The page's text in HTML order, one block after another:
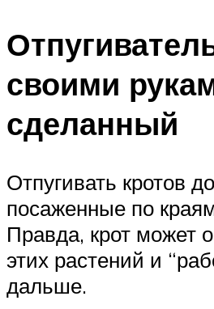
своими
сделанный
Отпугивать кротов
посаженные по
Правда, крот может
этих растений и
дальше.